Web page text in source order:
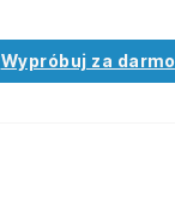
Wypróbuj za darmo